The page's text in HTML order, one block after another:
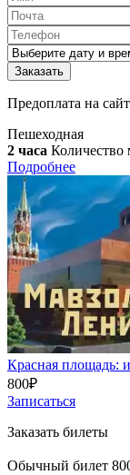
Предоплата на
Пешеходная
2 часа Количество
Подробнее
Красная площадь:
800₽
Записаться
Заказать билеты
Обычный билет